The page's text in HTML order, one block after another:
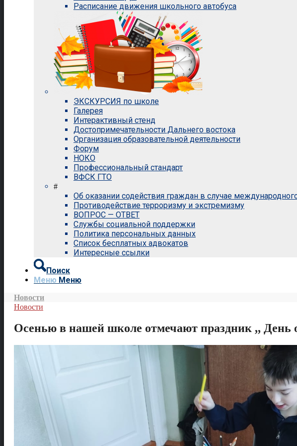
Расписание движения школьного автобуса
ЭКСКУРСИЯ по школе
Галерея
Интерактивный стенд
Достопримечательности Дальнего востока
Организация образовательной деятельности
Форум
НОКО
Профессиональный стандарт
ВФСК ГТО
#
Об оказании содействия граждан в случае
Противодействие терроризму и экстремизму
ВОПРОС — ОТВЕТ
Службы социальной поддержки
Политика персональных данных
Список бесплатных адвокатов
Интересные ссылки
Поиск
Меню Меню
Новости
Новости
Осенью в нашей школе отмечают праздник ,, День